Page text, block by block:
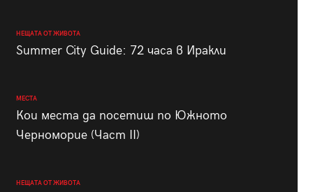
НЕЩАТА ОТ ЖИВОТА
Summer City Guide: 72 часа в Иракли
МЕСТА
Кои места да посетиш по Южното
Черноморие (Част II)
НЕЩАТА ОТ ЖИВОТА